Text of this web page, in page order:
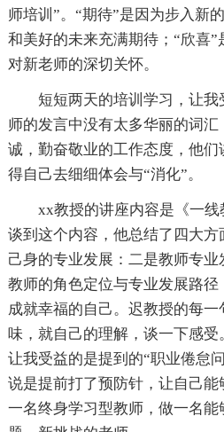
师培训”。“期待”是因为步入新
和美好的未来充满期待；“欣喜
对新老师的深切关怀。
短短两天的培训学习，让
师的发言中没有太多华丽的词
诚，勤奋敬业的工作态度，他
得自己去细细体会与“消化”。
xx教授的讲座内容是《一线
谈到这个内容，他总结了四大
己身的专业发展：二是教师专
教师的角色定位与专业发展路径
成就幸福的自己。迟教授的每
味，就自己的理解，谈一下感
让我受益的是提到的“职业倦怠
说是提前打了预防针，让自己
一名终身学习型教师，做一名能